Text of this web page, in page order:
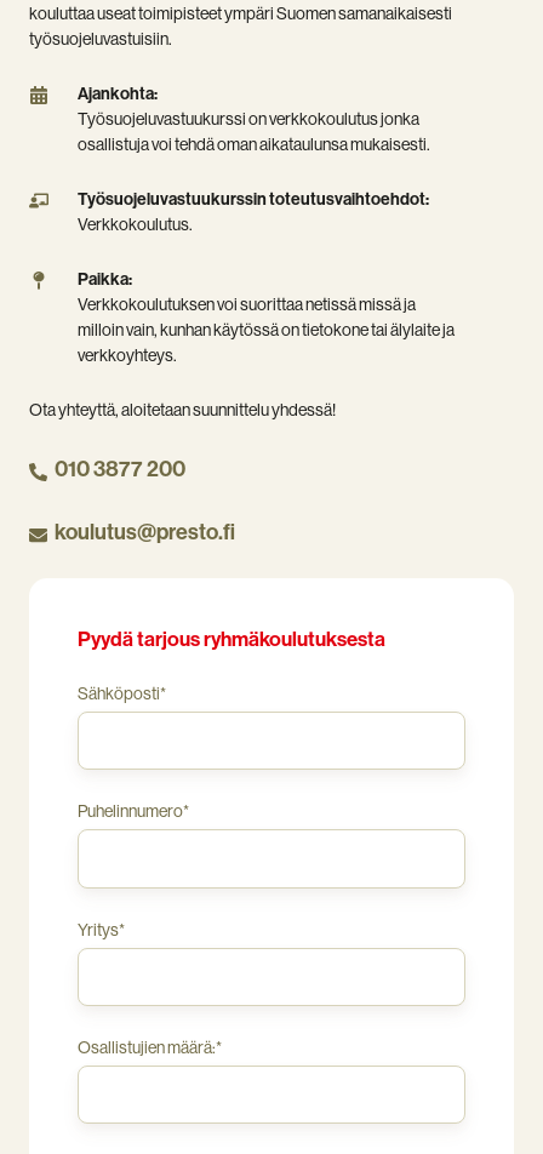
kouluttaa useat toimipisteet ympäri Suomen samanaikaisesti
työsuojeluvastuisiin.
Ajankohta:
Työsuojeluvastuukurssi on verkkokoulutus jonka
osallistuja voi tehdä oman aikataulunsa mukaisesti.
Ajankohta:
Työsuojeluvastuukurssi
jonka
osallistuja
tehdä
aikataulunsa
mukaisesti.
Työsuojeluvastuukurssin toteutusvaihtoehdot:
Verkkokoulutus.
Työsuojeluvastuukurssin
toteutusvaihtoehdot:
Paikka:
Verkkokoulutuksen voi suorittaa netissä missä ja
milloin vain, kunhan käytössä on tietokone tai älylaite ja
verkkoyhteys.
Paikka:
Verkkokoulutuksen
suorittaa
missä
milloin
vain,
käytössä
verkkoyhteys.
Ota yhteyttä, aloitetaan suunnittelu yhdessä!
010 3877 200
koulutus@presto.fi
Pyydä tarjous ryhmäkoulutuksesta
Sähköposti*
Puhelinnumero*
Yritys*
Osallistujien määrä:*